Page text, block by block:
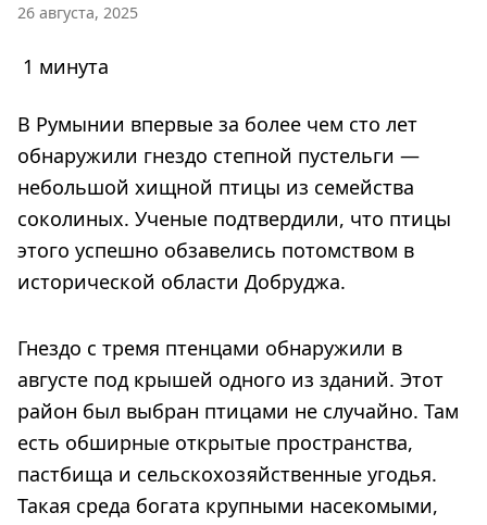
26 августа, 2025
1 минута
В Румынии впервые за более чем сто лет
обнаружили гнездо степной пустельги —
небольшой хищной птицы из семейства
соколиных. Ученые подтвердили, что птицы
этого успешно обзавелись потомством в
исторической области Добруджа.
Гнездо с тремя птенцами обнаружили в
августе под крышей одного из зданий. Этот
район был выбран птицами не случайно. Там
есть обширные открытые пространства,
пастбища и сельскохозяйственные угодья.
Такая среда богата крупными насекомыми,